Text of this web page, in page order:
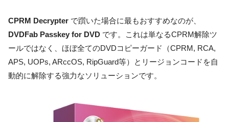
CPRM Decrypter で躓いた場合に最もおすすめなのが、
DVDFab Passkey for DVD です。これは単なるCPRM解除ツ
ールではなく、ほぼ全てのDVDコピーガード（CPRM, RCA,
APS, UOPs, ARccOS, RipGuard等）とリージョンコードを自
動的に解除する強力なソリューションです。